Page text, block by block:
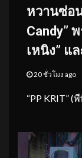
หวานซ่อ
Candy”
เหนิง” แ
20 ชั่วโมง ago
“PP KRIT” (พี